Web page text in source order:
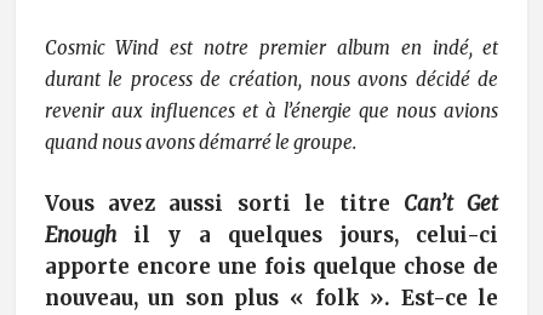
Cosmic Wind est notre premier album en indé, et
durant le process de création, nous avons décidé de
revenir aux influences et à l’énergie que nous avions
quand nous avons démarré le groupe.
Vous avez aussi sorti le titre Can’t Get
Enoughil y a quelques jours, celui-ci
apporte encore une fois quelque chose de
nouveau, un son plus « folk ». Est-ce le